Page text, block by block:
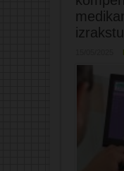
izrakstu